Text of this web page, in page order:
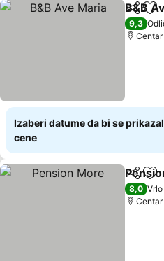
Deli
B&B
9,3
Izaberi datume da bi se
cene
Deli
8,0